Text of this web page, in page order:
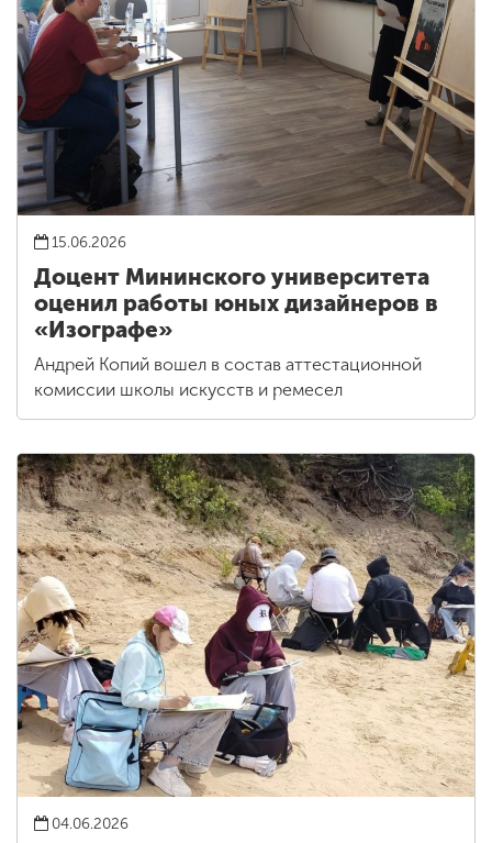
15.06.2026
Доцент Мининского университета
оценил работы юных дизайнеров в
«Изографе»
Андрей Копий вошел в состав аттестационной
комиссии школы искусств и ремесел
04.06.2026